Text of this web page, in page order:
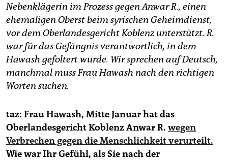
epaper login
Nebenklägerin im Prozess gegen Anwar R., einen
ehemaligen Oberst beim syrischen Geheimdienst,
vor dem Oberlandesgericht Koblenz unterstützt. R.
war für das Gefängnis verantwortlich, in dem
Hawash gefoltert wurde. Wir sprechen auf Deutsch,
manchmal muss Frau Hawash nach den richtigen
Worten suchen.
taz: Frau Hawash, Mitte Januar hat das
Oberlandesgericht Koblenz Anwar R. wegen
Verbrechen gegen die Menschlichkeit verurteilt.
Wie war Ihr Gefühl, als Sie nach der